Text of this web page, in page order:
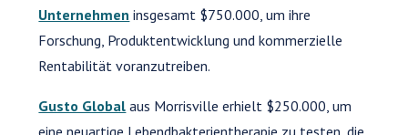
Unternehmen insgesamt $750.000, um ihre
Forschung, Produktentwicklung und kommerzielle
Rentabilität voranzutreiben.
Gusto Global aus Morrisville erhielt $250.000, um